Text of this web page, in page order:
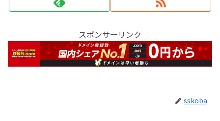
スポンサーリンク
sskoba